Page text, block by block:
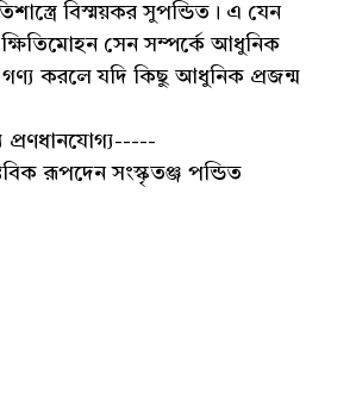
বিস্ময়কর সুপন্ডিত। এ যেন
ক্ষিতিমোহন সেন সম্পর্কে আধুনিক
গণ্য করলে যদি কিছু আধুনিক প্রজন্ম
প্রণধানযোগ্য-----
রূপদেন সংস্কৃতঞ্জ পন্ডিত